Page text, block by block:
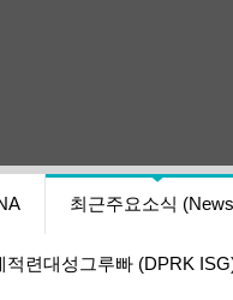
최근주요소식
적련대성그루빠 (DPRK